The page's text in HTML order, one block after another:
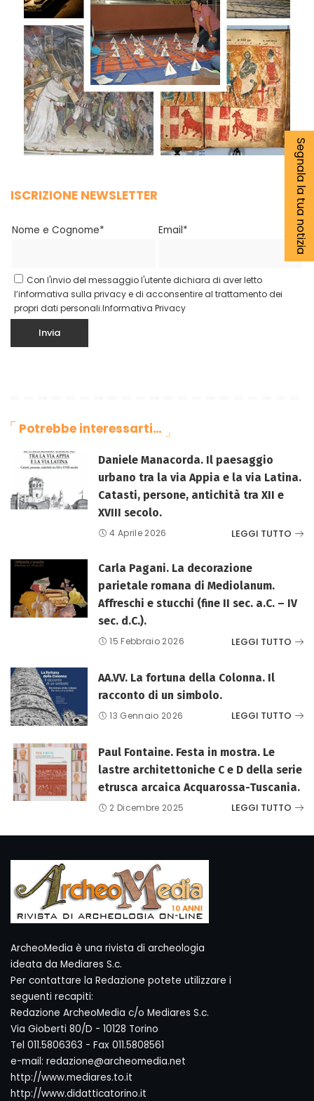
ISCRIZIONE NEWSLETTER
Nome e Cognome* Email*
Con l'invio del messaggio l'utente dichiara di aver letto
l’informativa sulla privacy e di acconsentire al trattamento dei
propri dati personali.Informativa Privacy
Potrebbe interessarti…
Daniele Manacorda. Il paesaggio
urbano tra la via Appia e la via Latina.
Catasti, persone, antichità tra XII e
XVIII secolo.
4 Aprile 2026 LEGGI TUTTO
Carla Pagani. La decorazione
parietale romana di Mediolanum.
Affreschi e stucchi (fine II sec. a.C. – IV
sec. d.C.).
15 Febbraio 2026 LEGGI TUTTO
AA.VV. La fortuna della Colonna. Il
racconto di un simbolo.
13 Gennaio 2026 LEGGI TUTTO
Paul Fontaine. Festa in mostra. Le
lastre architettoniche C e D della serie
etrusca arcaica Acquarossa-Tuscania.
2 Dicembre 2025 LEGGI TUTTO
Segnala la tua notizia
ArcheoMedia è una rivista di archeologia
ideata da Mediares S.c.
Per contattare la Redazione potete utilizzare i
seguenti recapiti:
Redazione ArcheoMedia c/o Mediares S.c.
Via Gioberti 80/D - 10128 Torino
Tel 011.5806363 - Fax 011.5808561
e-mail: redazione@archeomedia.net
http://www.mediares.to.it
http://www.didatticatorino.it